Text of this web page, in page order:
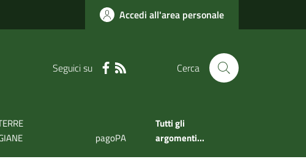
Accedi all'area personale
Seguici su Cerca
pagoPA
Tutti gli
argomenti...